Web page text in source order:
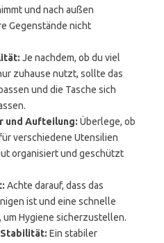
und nach außen
Gegenstände nicht
Je nachdem, ob du viel
zuhause nutzt, sollte das
und die Tasche sich
und Aufteilung: Überlege, ob
verschiedene Utensilien
organisiert und geschützt
Achte darauf, dass das
ist und eine schnelle
Hygiene sicherzustellen.
Stabilität: Ein stabiler